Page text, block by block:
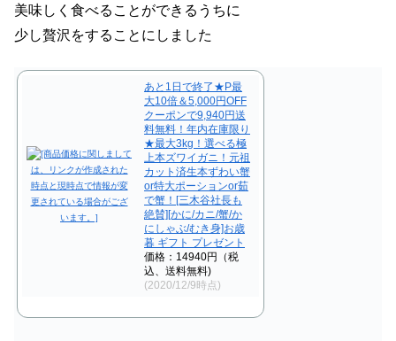
美味しく食べることができるうちに
少し贅沢をすることにしました
あと1日で終了★P最
大10倍＆5,000円OFF
クーポンで9,940円送
料無料！年内在庫限り
★最大3kg！選べる極
上本ズワイガニ！元祖
カット済生本ずわい蟹
or特大ポーションor茹
で蟹！[三木谷社長も
絶賛][かに/カニ/蟹/か
にしゃぶ/むき身]お歳
暮 ギフト プレゼント
価格：14940円（税
込、送料無料)
(2020/12/9時点)